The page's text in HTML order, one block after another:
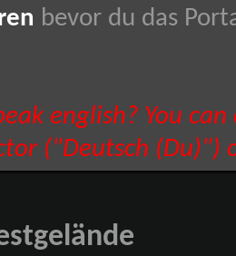
bevor du das
english? You
("Deutsch (Du)")